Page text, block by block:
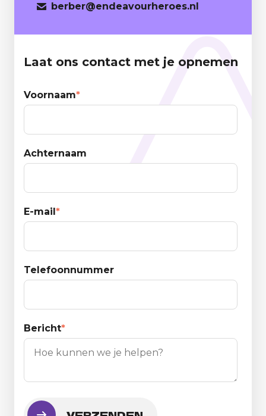
berber@endeavourheroes.nl
Laat ons contact met je opnemen
Voornaam*
Achternaam
E-mail *
Telefoonnummer
Bericht*